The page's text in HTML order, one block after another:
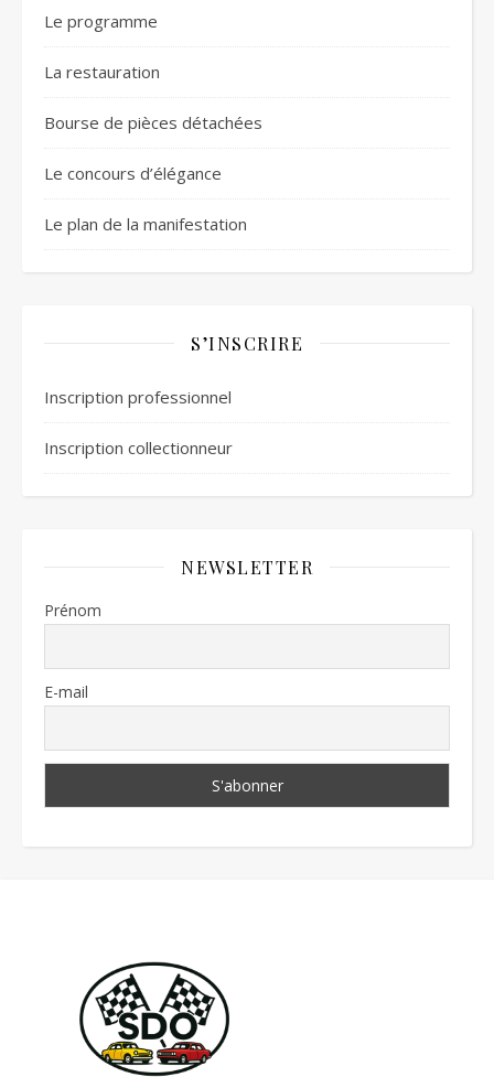
Le programme
La restauration
Bourse de pièces détachées
Le concours d’élégance
Le plan de la manifestation
S’INSCRIRE
Inscription professionnel
Inscription collectionneur
NEWSLETTER
Prénom
E-mail